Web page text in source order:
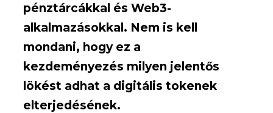
pénztárcákkal és Web3-
alkalmazásokkal. Nem is kell
mondani, hogy ez a
kezdeményezés milyen jelentős
lökést adhat a digitális tokenek
elterjedésének.